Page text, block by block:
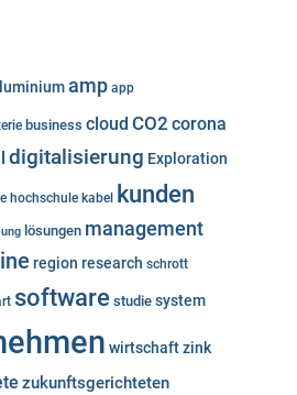
amp app
business cloud CO2 corona
digitalisierung Exploration
hochschule kabel kunden
lösungen management
region research schrott
software studie system
wirtschaftzink
zukunftsgerichteten